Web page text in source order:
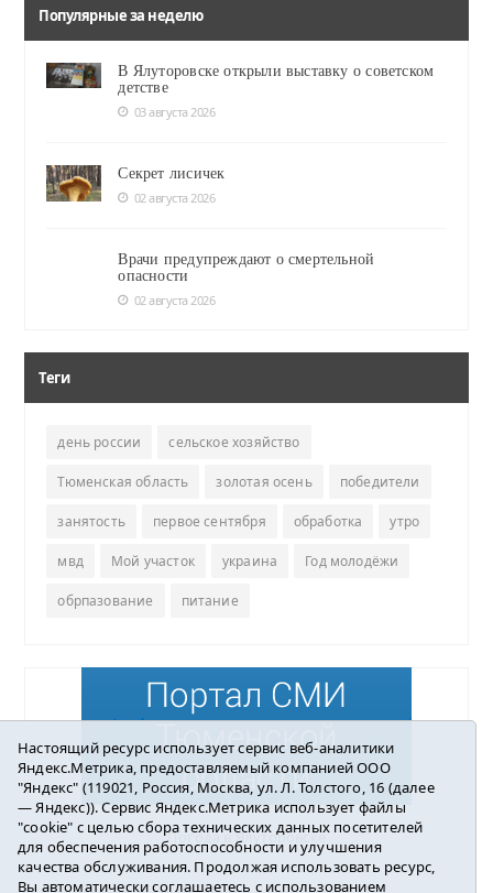
Популярные за неделю
В Ялуторовске открыли выставку о советском
детстве
03 августа 2026
Секрет лисичек
02 августа 2026
Врачи предупреждают о смертельной
опасности
02 августа 2026
Теги
день россии сельское хозяйство
Тюменская область золотая осень победители
занятость первое сентября обработка утро
мвд Мой участок украина Год молодёжи
обрпазование питание
Погода в Ялуторовске
Настоящий ресурс использует сервис веб-аналитики
Яндекс.Метрика, предоставляемый компанией ООО
"Яндекс" (119021, Россия, Москва, ул. Л. Толстого, 16 (далее
— Яндекс)). Сервис Яндекс.Метрика использует файлы
"cookie" с целью сбора технических данных посетителей
для обеспечения работоспособности и улучшения
качества обслуживания. Продолжая использовать ресурс,
Вы автоматически соглашаетесь с использованием